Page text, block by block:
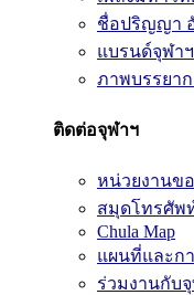
ชื่อปริญญา
แบรนด์จุฬาฯ
ภาพบรรยา
ติดต่อจุฬาฯ
หน่วยงานข
สมุดโทรศัพ
Chula Map
แผนที่และก
ร่วมงานกับ